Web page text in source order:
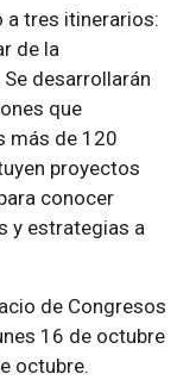
tres itinerarios:
de la
desarrollarán
que
más de 120
proyectos
conocer
y estrategias a
de Congresos
16 de octubre
octubre.